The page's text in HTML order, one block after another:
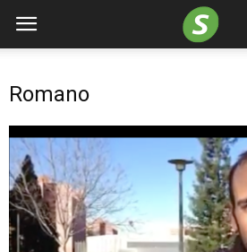
Romano